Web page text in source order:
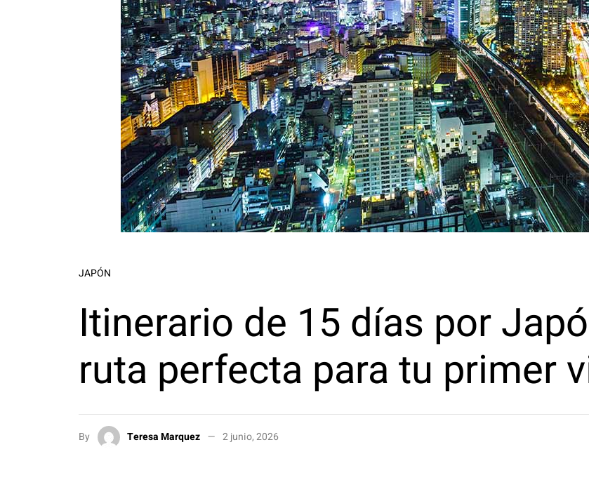
JAPÓN
Itinerario de 15 días por
ruta perfecta para tu primer
By Teresa Marquez 2 junio, 2026